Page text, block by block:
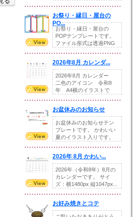
お祭り・縁日・屋台の
PO...
お祭り・縁日・屋台の
POPテンプレートです。
ファイル形式は透過PNG
2026年8月 カレンダ...
2026年8月 カレンダー
二色のアイコン 令和8
年 A4横のイラストで
お盆休みのお知らせ
お盆休みのお知らせテン
プレートです。 かわいい
夏のイラスト入りです。
2026年 8月 かわい...
2026年（令和8年）8月の
カレンダーです。 サイ
ズ：横1480px 縦1047px...
お好み焼きとコテ